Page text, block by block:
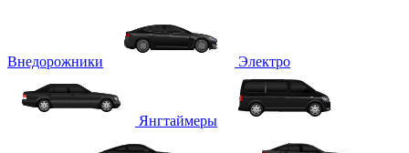
Внедорожники Электро
Янгтаймеры